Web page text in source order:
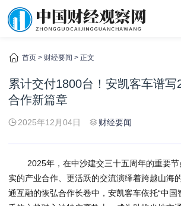
首页 > 财经要闻 > 正文
累计交付1800台！安凯客车谱写
合作新篇章
2025年12月04日 财经要闻
2025年，在中沙建交三十五周年的重要
实的产业合作、更活跃的交流演绎着跨越山海
通互融的恢弘合作长卷中，安凯客车依托“中国